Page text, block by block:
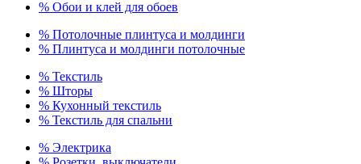
% Обои и клей для обоев
% Потолочные плинтуса и молдинги
% Плинтуса и молдинги потолочные
% Текстиль
% Шторы
% Кухонный текстиль
% Текстиль для спальни
% Электрика